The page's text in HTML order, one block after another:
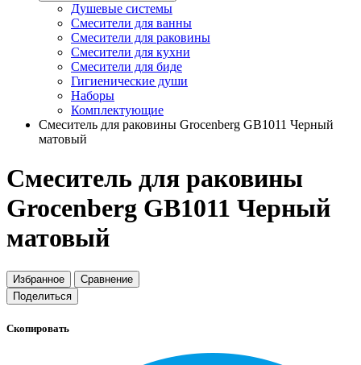
Душевые системы
Смесители для ванны
Смесители для раковины
Смесители для кухни
Смесители для биде
Гигиенические души
Наборы
Комплектующие
Cмеситель для раковины Grocenberg GB1011 Черный
матовый
Cмеситель для раковины
Grocenberg GB1011 Черный
матовый
Избранное
Сравнение
Поделиться
Скопировать